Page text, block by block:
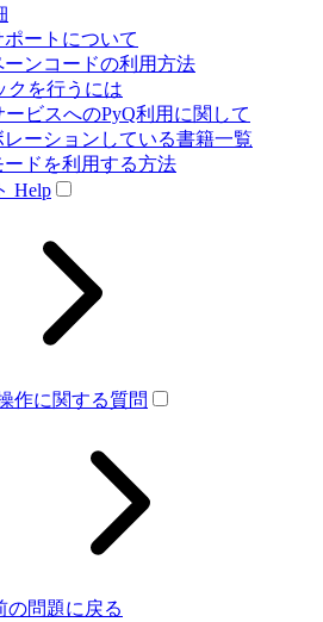
ポートについて
ーンコードの利用方法
クを行うには
ービスへのPyQ利用に関して
レーションしている書籍一覧
ードを利用する方法
Help
作に関する質問
の問題に戻る